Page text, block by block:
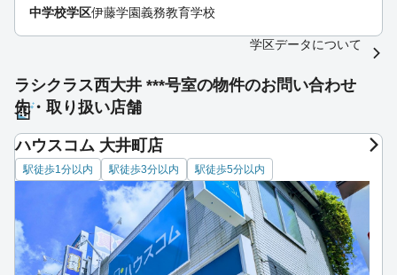
中学校学区伊藤学園義務教育学校
学区データについて
ラシクラス西大井 ***号室の物件のお問い合わせ
先・取り扱い店舗
ハウスコム 大井町店
駅徒歩1分以内 駅徒歩3分以内 駅徒歩5分以内